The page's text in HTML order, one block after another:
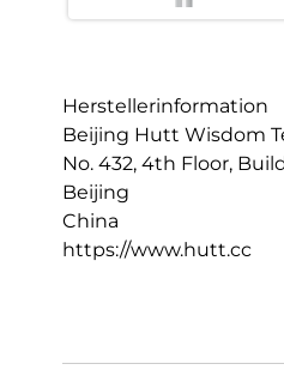
Herstellerinformation
Beijing Hutt Wisdom
No. 432, 4th Floor,
Beijing
China
https://www.hutt.cc